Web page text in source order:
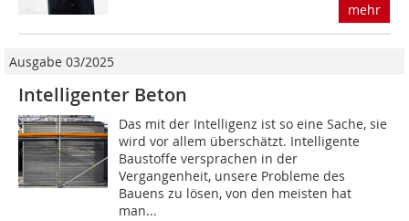
mehr
Ausgabe 03/2025
Intelligenter Beton
Das mit der Intelligenz ist so eine Sache, sie
wird vor allem überschätzt. Intelligente
Baustoffe versprachen in der
Vergangenheit, unsere Probleme des
Bauens zu lösen, von den meisten hat
man...